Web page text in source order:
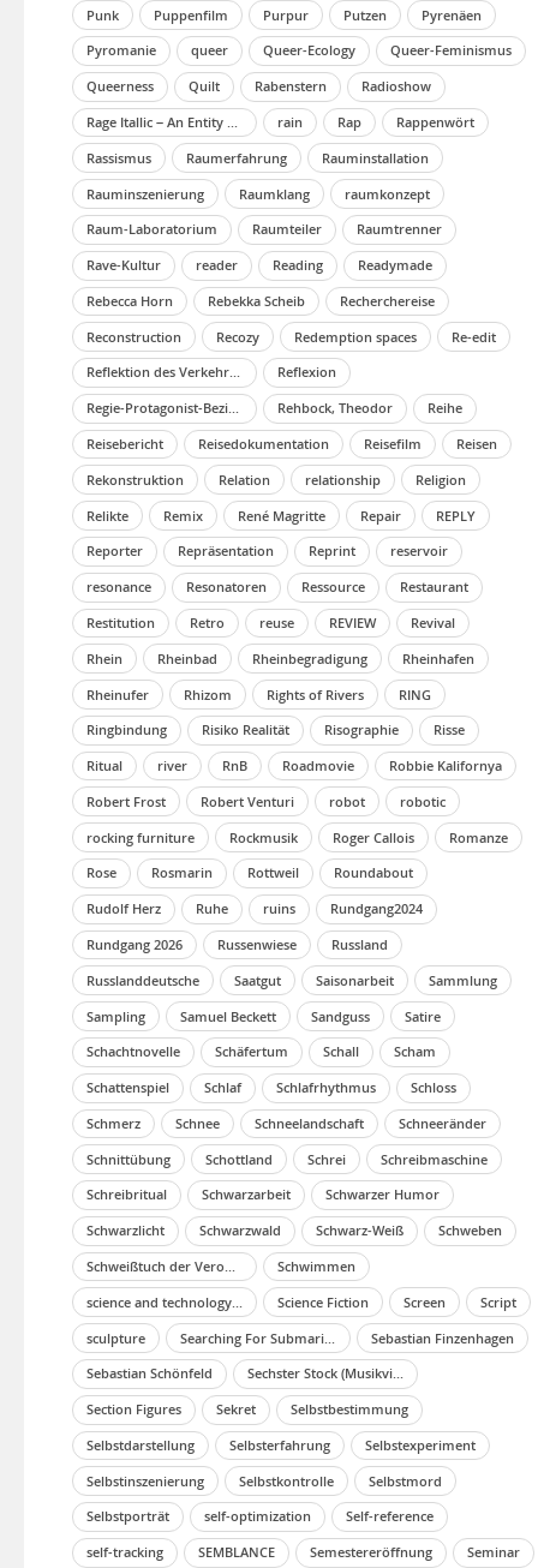
Punk
Puppenfilm Purpur Putzen
Pyrenäen
Pyromanie
queer Queer-Ecology
Queer-Feminismus
Queerness
Quilt Rabenstern
Radioshow
Rage Itallic – An Entity of Separation
rain Rap
Rappenwört
Rassismus
Raumerfahrung
Rauminstallation
Rauminszenierung
Raumklang
raumkonzept
Raum-Laboratorium
Raumteiler
Raumtrenner
Rave-Kultur
reader Reading
Readymade
Rebecca Horn
Rebekka Scheib
Recherchereise
Reconstruction
Recozy Redemption spaces
Re-edit
Reflektion des Verkehrsalltags
Reflexion
Regie-Protagonist-Beziehung
Rehbock, Theodor
Reihe
Reisebericht
Reisedokumentation Reisefilm
Reisen
Rekonstruktion
Relation relationship
Religion
Relikte
Remix René Magritte Repair
REPLY
Reporter
Repräsentation Reprint
reservoir
resonance
Resonatoren Ressource
Restaurant
Restitution
Retro reuse REVIEW
Revival
Rhein
Rheinbad Rheinbegradigung
Rheinhafen
Rheinufer
Rhizom Rights of Rivers
RING
Ringbindung
Risiko Realität Risographie
Risse
Ritual
river RnB Roadmovie
Robbie Kalifornya
Robert Frost
Robert Venturi robot
robotic
rocking furniture
Rockmusik Roger Callois
Romanze
Rose
Rosmarin Rottweil
Roundabout
Rudolf Herz
Ruhe ruins
Rundgang2024
Rundgang 2026
Russenwiese
Russland
Russlanddeutsche
Saatgut Saisonarbeit
Sammlung
Sampling
Samuel Beckett Sandguss
Satire
Schachtnovelle
Schäfertum Schall
Scham
Schattenspiel
Schlaf Schlafrhythmus
Schloss
Schmerz
Schnee Schneelandschaft
Schneeränder
Schnittübung
Schottland Schrei
Schreibmaschine
Schreibritual
Schwarzarbeit
Schwarzer Humor
Schwarzlicht
Schwarzwald Schwarz-Weiß
Schweben
Schweißtuch der Veronika
Schwimmen
Science Fiction Screen
Script
sculpture
Sebastian Finzenhagen
Sebastian Schönfeld
Sechster Stock (Musikvideo)
Section Figures
Sekret
Selbstbestimmung
Selbstdarstellung
Selbsterfahrung
Selbstexperiment
Selbstinszenierung
Selbstkontrolle
Selbstmord
Selbstporträt
self-optimization
Self-reference
self-tracking
SEMBLANCE Semestereröffnung
Seminar